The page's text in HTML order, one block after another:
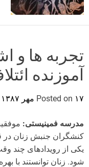
تجربه ها و
آموزنده
Posted on ۱۷ مهر ۱۳۸۷
مدرسه فمینیستی:
کنشگران جنبش زنان در
یکی از رویدادهای چند
شود. زنان توانستند با